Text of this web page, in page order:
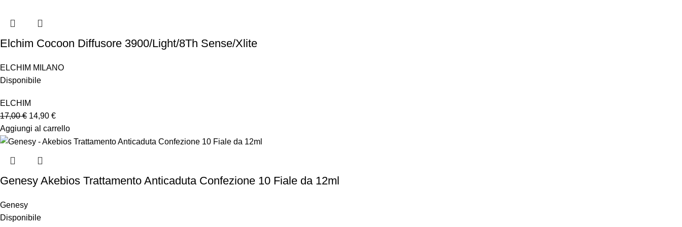
Elchim Cocoon Diffusore 3900/Light/8Th Sense/Xlite
ELCHIM MILANO
Disponibile
ELCHIM
17,00€ 14,90 €
Aggiungi al carrello
Genesy Akebios Trattamento Anticaduta Confezione 10 Fiale da 12ml
Genesy
Disponibile